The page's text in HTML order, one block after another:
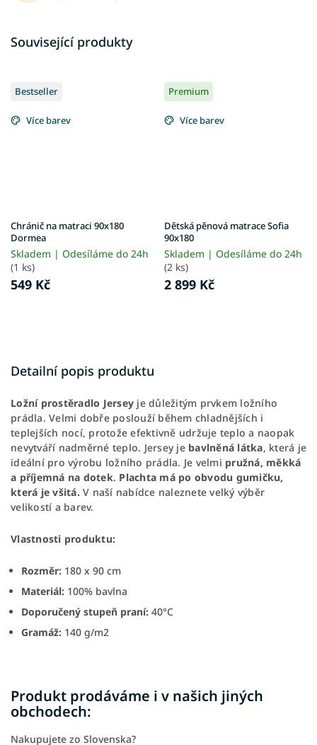
Související produkty
Bestseller
Více barev
Chránič na matraci 90x180
Dormea
Skladem | Odesíláme do 24h
(1 ks)
549 Kč
Premium
Více barev
Dětská pěnová matrace Sofia
90x180
Skladem | Odesíláme do 24h
(2 ks)
2 899 Kč
Detailní popis produktu
Ložní prostěradlo Jersey je důležitým prvkem ložního
prádla. Velmi dobře poslouží během chladnějších i
teplejších nocí, protože efektivně udržuje teplo a naopak
nevytváří nadměrné teplo. Jersey je bavlněná látka, která je
ideální pro výrobu ložního prádla. Je velmi pružná, měkká
a příjemná na dotek. Plachta má po obvodu gumičku,
která je všitá. V naší nabídce naleznete velký výběr
velikostí a barev.
Vlastnosti produktu:
Rozměr: 180 x 90 cm
Materiál: 100% bavlna
Doporučený stupeň praní: 40°C
Gramáž: 140 g/m2
Produkt prodáváme i v našich jiných
obchodech:
Nakupujete zo Slovenska?